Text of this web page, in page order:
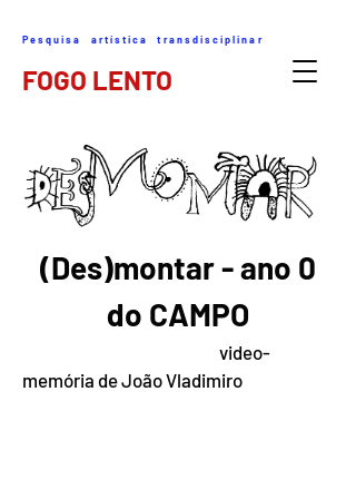
Pesquisa artística transdisciplinar
FOGO LENTO
(Des)montar - ano 0
do CAMPO
video-
memória de João Vladimiro